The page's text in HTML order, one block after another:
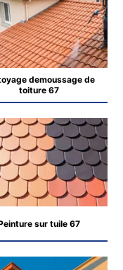
demoussage de
toiture 67
sur tuile 67